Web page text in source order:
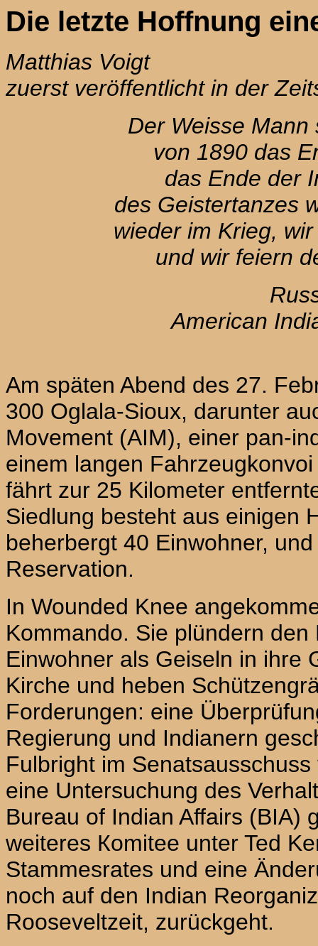
Die letzte Hoffnung
Matthias Voigt
zuerst veröffentlicht in der
Der Weisse
von 1890 das
das Ende der
des Geistertanzes
wieder im Krieg,
und wir feiern
American
Am späten Abend des 27.
300 Oglala-Sioux, darunter
Movement (AIM), einer pan-
einem langen
fährt zur 25 Kilometer
Siedlung besteht aus einigen
beherbergt 40 Einwohner,
Reservation.
In Wounded Knee
Kommando. Sie plündern
Einwohner als Geiseln in ihre
Kirche und heben
Forderungen: eine
Regierung und Indianern
Fulbright im
eine Untersuchung des
Bureau of Indian Affairs (BIA)
weiteres Коmitee unter Ted
Stammesrates und eine
noch auf den Indian
Rooseveltzeit, zurückgeht.